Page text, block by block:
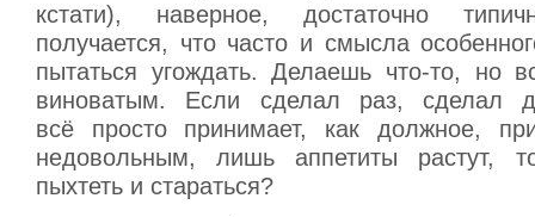
кстати), наверное, достаточно
получается, что часто и смысла
пытаться угождать. Делаешь что-то, но
виноватым. Если сделал раз, сделал
всё просто принимает, как должное,
недовольным, лишь аппетиты растут,
пыхтеть и стараться?